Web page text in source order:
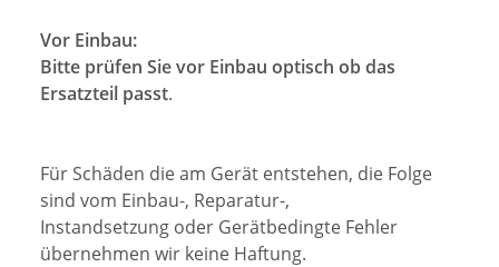
Vor Einbau:
Bitte prüfen Sie vor Einbau optisch ob das
Ersatzteil passt.
Für Schäden die am Gerät entstehen, die Folge
sind vom Einbau-, Reparatur-,
Instandsetzung oder Gerätbedingte Fehler
übernehmen wir keine Haftung.